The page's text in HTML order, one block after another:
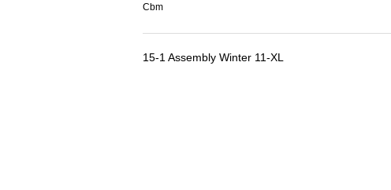
Cbm
15-1 Assembly Winter 11-XL